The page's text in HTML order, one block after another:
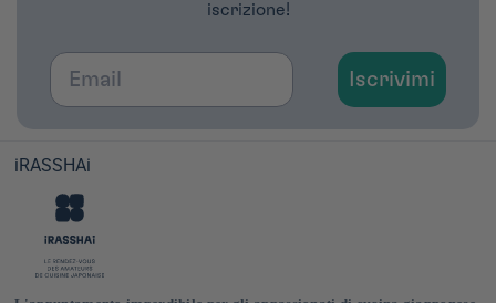
iscrizione!
Email
Iscrivimi
iRASSHAi